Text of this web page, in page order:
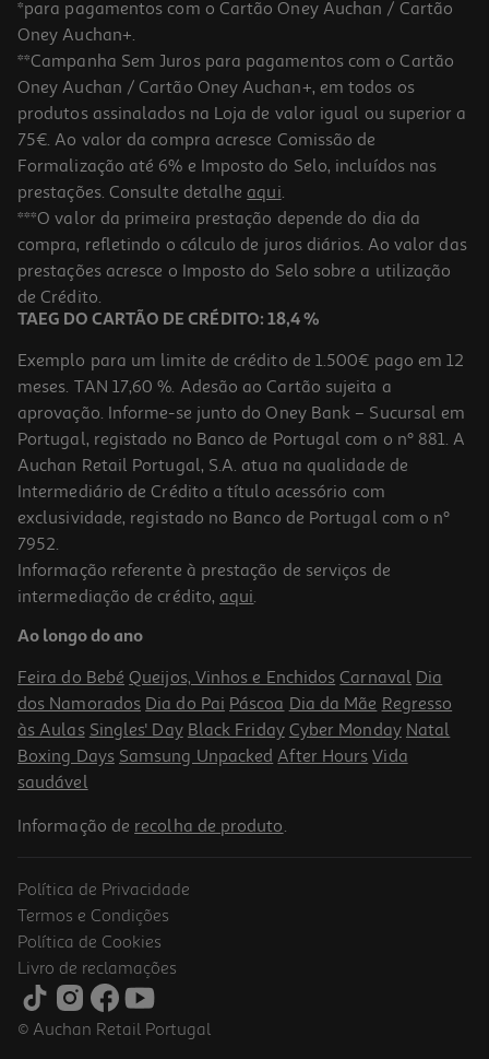
*para pagamentos com o Cartão Oney Auchan / Cartão
Oney Auchan+.
**Campanha Sem Juros para pagamentos com o Cartão
Oney Auchan / Cartão Oney Auchan+, em todos os
produtos assinalados na Loja de valor igual ou superior a
75€. Ao valor da compra acresce Comissão de
Formalização até 6% e Imposto do Selo, incluídos nas
prestações. Consulte detalhe aqui.
***O valor da primeira prestação depende do dia da
compra, refletindo o cálculo de juros diários. Ao valor das
prestações acresce o Imposto do Selo sobre a utilização
de Crédito.
TAEG DO CARTÃO DE CRÉDITO: 18,4 %
Exemplo para um limite de crédito de 1.500€ pago em 12
meses. TAN 17,60 %. Adesão ao Cartão sujeita a
aprovação. Informe-se junto do Oney Bank – Sucursal em
Portugal, registado no Banco de Portugal com o nº 881. A
Auchan Retail Portugal, S.A. atua na qualidade de
Intermediário de Crédito a título acessório com
exclusividade, registado no Banco de Portugal com o nº
7952.
Informação referente à prestação de serviços de
intermediação de crédito, aqui.
Ao longo do ano
Feira do Bebé Queijos, Vinhos e Enchidos Carnaval Dia
dos Namorados Dia do Pai Páscoa Dia da Mãe Regresso
às Aulas Singles' Day Black Friday Cyber Monday Natal
Boxing Days Samsung Unpacked After Hours Vida
saudável
Informação de recolha de produto.
Política de Privacidade
Termos e Condições
Política de Cookies
Livro de reclamações
© Auchan Retail Portugal